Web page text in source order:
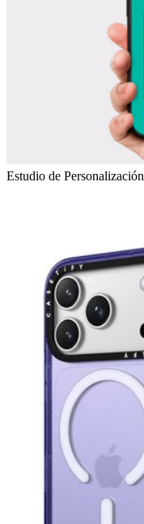
Estudio de Personalización